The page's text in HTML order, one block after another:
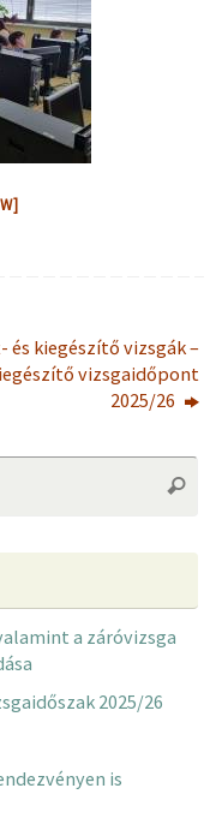
és kiegészítő vizsgák –
vizsgaidőpont
2025/26
a záróvizsga
2025/26
is